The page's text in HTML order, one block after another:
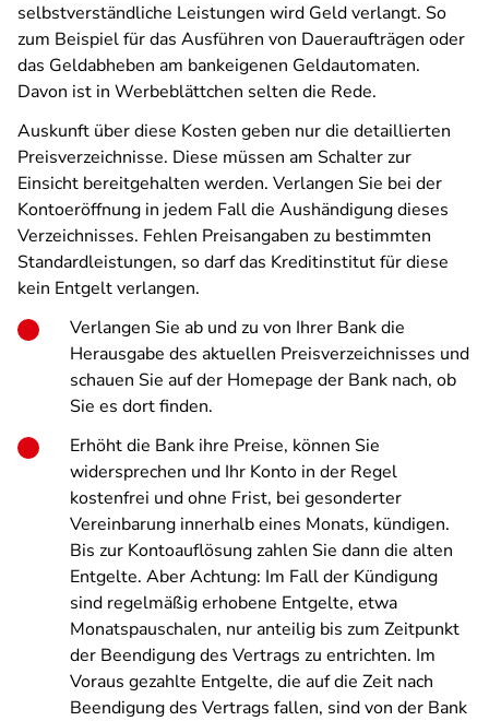
selbstverständliche Leistungen wird Geld verlangt. So
zum Beispiel für das Ausführen von Daueraufträgen oder
das Geldabheben am bankeigenen Geldautomaten.
Davon ist in Werbeblättchen selten die Rede.
Auskunft über diese Kosten geben nur die detaillierten
Preisverzeichnisse. Diese müssen am Schalter zur
Einsicht bereitgehalten werden. Verlangen Sie bei der
Kontoeröffnung in jedem Fall die Aushändigung dieses
Verzeichnisses. Fehlen Preisangaben zu bestimmten
Standardleistungen, so darf das Kreditinstitut für diese
kein Entgelt verlangen.
Verlangen Sie ab und zu von Ihrer Bank die
Herausgabe des aktuellen Preisverzeichnisses und
schauen Sie auf der Homepage der Bank nach, ob
Sie es dort finden.
Erhöht die Bank ihre Preise, können Sie
widersprechen und Ihr Konto in der Regel
kostenfrei und ohne Frist, bei gesonderter
Vereinbarung innerhalb eines Monats, kündigen.
Bis zur Kontoauflösung zahlen Sie dann die alten
Entgelte. Aber Achtung: Im Fall der Kündigung
sind regelmäßig erhobene Entgelte, etwa
Monatspauschalen, nur anteilig bis zum Zeitpunkt
der Beendigung des Vertrags zu entrichten. Im
Voraus gezahlte Entgelte, die auf die Zeit nach
Beendigung des Vertrags fallen, sind von der Bank